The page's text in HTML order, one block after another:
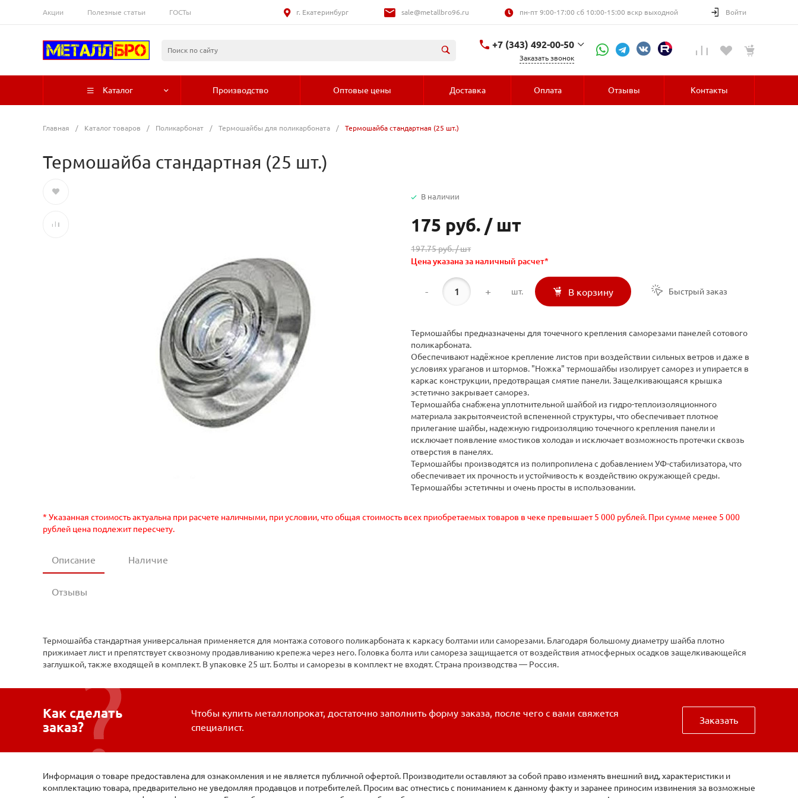
Акции Полезные статьи ГОСТы г. Екатеринбург sale@metallbro96.ru пн-пт 9:00-17:00 сб 10:00-15:00 вскр выходной Войти
+7 (343) 492-00-50
Заказать звонок
Каталог Производство Оптовые цены Доставка Оплата Отзывы Контакты
Главная / Каталог товаров / Поликарбонат / Термошайбы для поликарбоната / Термошайба стандартная (25 шт.)
Термошайба стандартная (25 шт.)
В наличии
175 руб. / шт
197.75 руб. /шт
Цена указана за наличный расчет*
- + шт. В корзину Быстрый заказ
Термошайбы предназначены для точечного крепления саморезами панелей сотового
поликарбоната.
Обеспечивают надёжное крепление листов при воздействии сильных ветров и даже в
условиях ураганов и штормов. "Ножка" термошайбы изолирует саморез и упирается в
каркас конструкции, предотвращая смятие панели. Защелкивающаяся крышка
эстетично закрывает саморез.
Термошайба снабжена уплотнительной шайбой из гидро-теплоизоляционного
материала закрытоячеистой вспененной структуры, что обеспечивает плотное
прилегание шайбы, надежную гидроизоляцию точечного крепления панели и
исключает появление «мостиков холода» и исключает возможность протечки сквозь
отверстия в панелях.
Термошайбы производятся из полипропилена с добавлением УФ-стабилизатора, что
обеспечивает их прочность и устойчивость к воздействию окружающей среды.
Термошайбы эстетичны и очень просты в использовании.
* Указанная стоимость актуальна при расчете наличными, при условии, что общая стоимость всех приобретаемых товаров в чеке превышает 5 000 рублей. При сумме менее 5 000
рублей цена подлежит пересчету.
Описание Наличие
Отзывы
Термошайба стандартная универсальная применяется для монтажа сотового поликарбоната к каркасу болтами или саморезами. Благодаря большому диаметру шайба плотно
прижимает лист и препятствует сквозному продавливанию крепежа через него. Головка болта или самореза защищается от воздействия атмосферных осадков защелкивающейся
заглушкой, также входящей в комплект. В упаковке 25 шт. Болты и саморезы в комплект не входят. Страна производства — Россия.
Как сделать
заказ?
Чтобы купить металлопрокат, достаточно заполнить форму заказа, после чего с вами свяжется
специалист.
Заказать
Информация о товаре предоставлена для ознакомления и не является публичной офертой. Производители оставляют за собой право изменять внешний вид, характеристики и
комплектацию товара, предварительно не уведомляя продавцов и потребителей. Просим вас отнестись с пониманием к данному факту и заранее приносим извинения за возможные